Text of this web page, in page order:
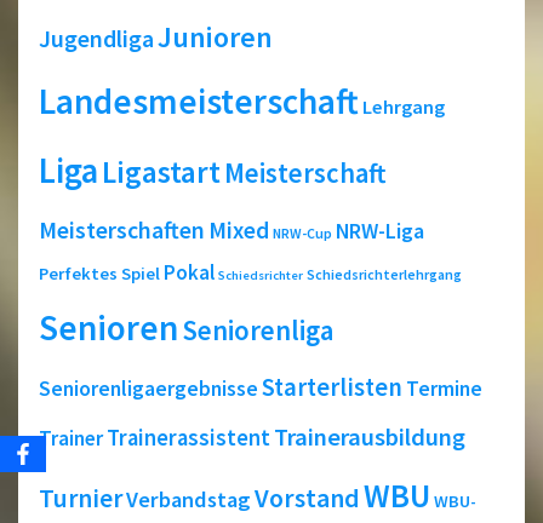
JugendligaJunioren
Landesmeisterschaft Lehrgang
LigaLigastartMeisterschaft
Meisterschaften Mixed NRW-Cup NRW-Liga
Perfektes Spiel Pokal Schiedsrichter Schiedsrichterlehrgang
SeniorenSeniorenliga
SeniorenligaergebnisseStarterlisten Termine
TrainerTrainerassistentTrainerausbildung
TurnierVerbandstagVorstandWBU WBU-